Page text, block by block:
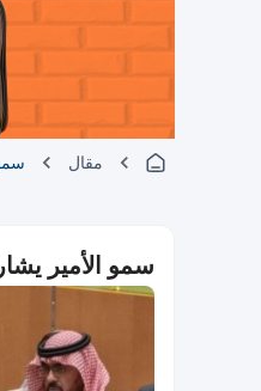
مقال
سمو الأمير